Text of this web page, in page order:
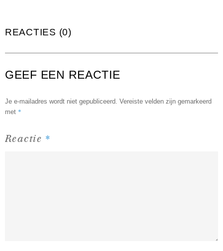
REACTIES (0)
GEEF EEN REACTIE
Je e-mailadres wordt niet gepubliceerd. Vereiste velden zijn gemarkeerd
met *
Reactie *